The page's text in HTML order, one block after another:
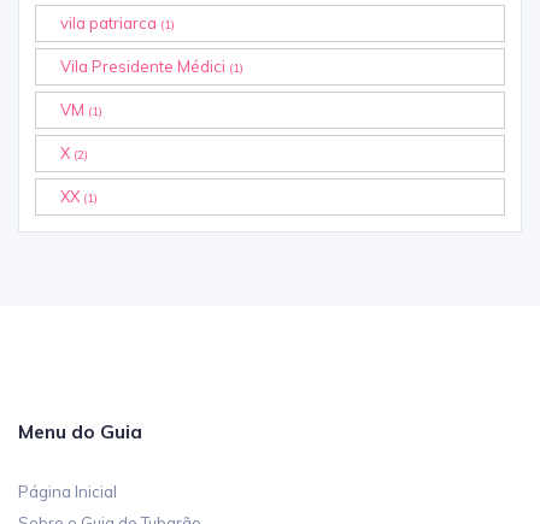
vila patriarca (1)
Vila Presidente Médici (1)
VM (1)
X (2)
XX (1)
Menu do Guia
Página Inicial